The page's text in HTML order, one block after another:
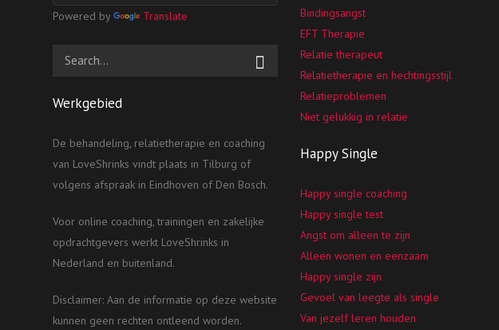
Powered by Translate
Werkgebied
De behandeling, relatietherapie en coaching
van LoveShrinks vindt plaats in Tilburg of
volgens afspraak in Eindhoven of Den Bosch.
Voor online coaching, trainingen en zakelijke
opdrachtgevers werkt LoveShrinks in
Nederland en buitenland.
Disclaimer: Aan de informatie op deze website
kunnen geen rechten ontleend worden.
Bindingsangst
EFT Therapie
Relatie therapeut
Relatietherapie en hechtingsstijl
Relatieproblemen
Niet gelukkig in relatie
Happy Single
Happy single coaching
Happy single test
Angst om alleen te zijn
Alleen wonen en eenzaam
Happy single zijn
Gevoel van leegte als single
Van jezelf leren houden